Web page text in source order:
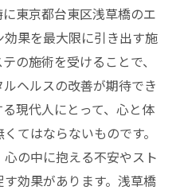
東京都台東区浅草橋のエ
果を最大限に引き出す施
の施術を受けることで、
ヘルスの改善が期待でき
現代人にとって、心と体
てはならないものです。
の中に抱える不安やスト
効果があります。浅草橋